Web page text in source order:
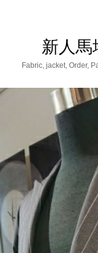
新人馬
Fabric, jacket, Order,